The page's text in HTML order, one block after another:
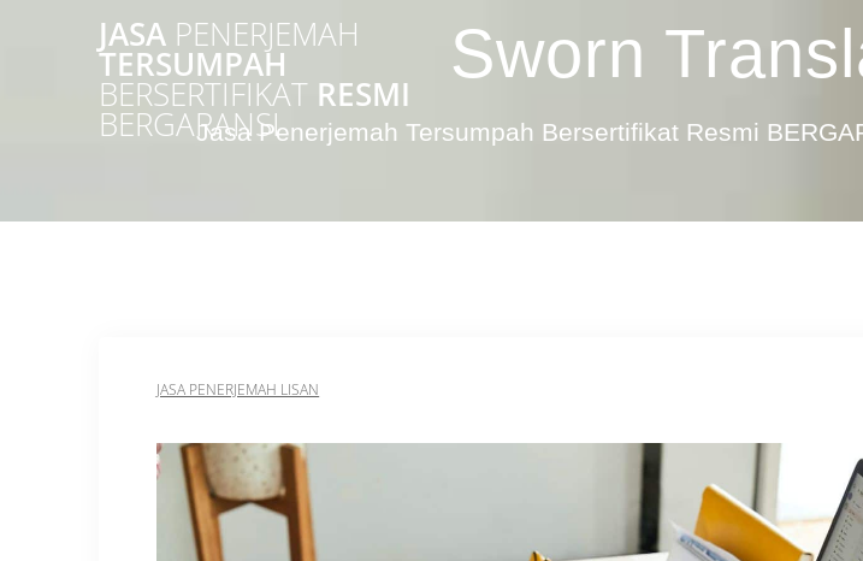
JASA PENERJEMAH
TERSUMPAH
BERSERTIFIKAT RESMI
BERGARANSI
Sworn
Jasa Penerjemah Tersumpah Bersertifikat Resmi
JASA PENERJEMAH LISAN